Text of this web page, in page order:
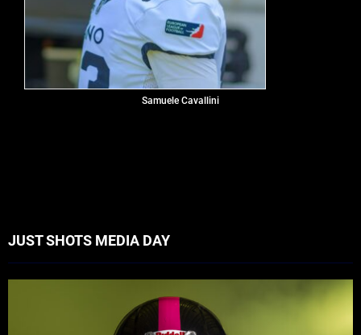
Samuele Cavallini
JUST SHOTS MEDIA DAY